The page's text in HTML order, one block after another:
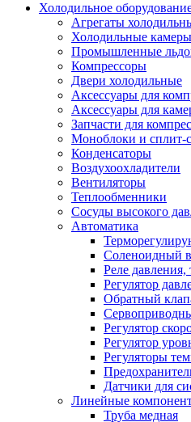
Холодильное
Агрегаты
Холодильные камеры
Промышленные
Компрессоры
Двери холодильные
Аксессуары для
Аксессуары для
Запчасти для
Моноблоки и сплит-
Конденсаторы
Воздухоохладители
Вентиляторы
Теплообменники
Сосуды высокого
Автоматика
Соленоидный
Реле
Регулятор
Обратный
Регулятор
Регулятор
Регуляторы
Датчики для
Линейные
Труба медная